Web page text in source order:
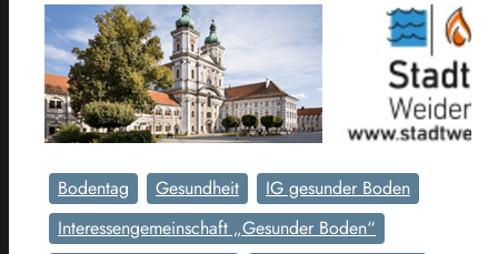
Bodentag Gesundheit
IG gesunder Boden
Interessengemeinschaft „Gesunder Boden“